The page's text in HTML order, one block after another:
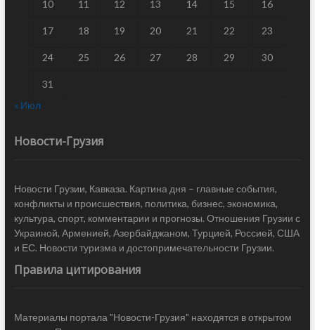
10 11 12 13 14 15 16
17 18 19 20 21 22 23
24 25 26 27 28 29 30
31
« Июл
Новости-Грузия
Новости Грузии, Кавказа. Картина дня – главные события,
конфликты и происшествия, политика, бизнес, экономика,
культура, спорт, комментарии и прогнозы. Отношения Грузии с
Украиной, Арменией, Азербайджаном, Турцией, Россией, США
и ЕС. Новости туризма и достопримечательности Грузии.
Правила цитирования
Материалы портала "Новости-Грузия" находятся в открытом